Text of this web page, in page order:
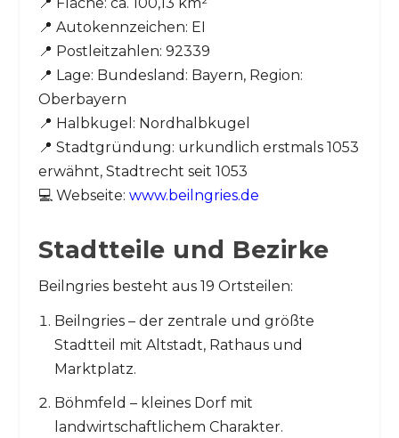
📍 Fläche: ca. 100,13 km²
📍 Autokennzeichen: EI
📍 Postleitzahlen: 92339
📍 Lage: Bundesland: Bayern, Region:
Oberbayern
📍 Halbkugel: Nordhalbkugel
📍 Stadtgründung: urkundlich erstmals 1053
erwähnt, Stadtrecht seit 1053
💻 Webseite: www.beilngries.de
Stadtteile und Bezirke
Beilngries besteht aus 19 Ortsteilen:
Beilngries – der zentrale und größte
Stadtteil mit Altstadt, Rathaus und
Marktplatz.
Böhmfeld – kleines Dorf mit
landwirtschaftlichem Charakter.